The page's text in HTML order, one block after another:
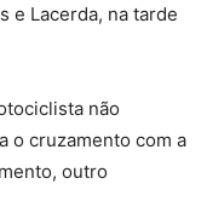
e Lacerda, na tarde
não
o cruzamento com a
outro